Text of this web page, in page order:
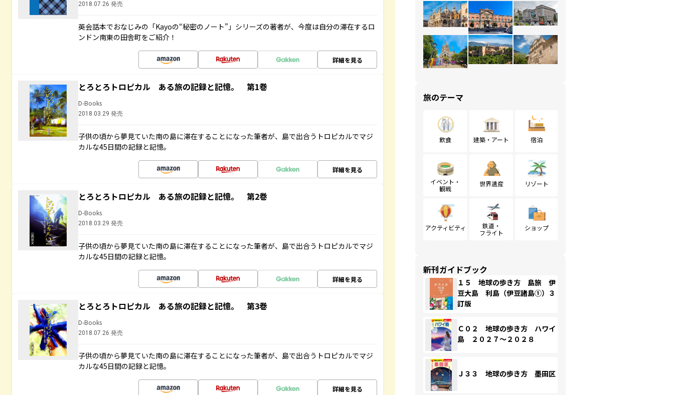
2018.07.26 発売
英会話本でおなじみの「Kayoの“秘密のノート”」シリーズの著者が、今度は自分の滞在するロ
ンドン南東の田舎町をご紹介！
詳細を見る
とろとろトロピカル ある旅の記録と記憶。 第1巻
D-Books
2018.03.29 発売
子供の頃から夢見ていた南の島に滞在することになった筆者が、島で出合うトロピカルでマジ
カルな45日間の記録と記憶。
詳細を見る
とろとろトロピカル ある旅の記録と記憶。 第2巻
D-Books
2018.03.29 発売
子供の頃から夢見ていた南の島に滞在することになった筆者が、島で出合うトロピカルでマジ
カルな45日間の記録と記憶。
詳細を見る
とろとろトロピカル ある旅の記録と記憶。 第3巻
D-Books
2018.07.26 発売
子供の頃から夢見ていた南の島に滞在することになった筆者が、島で出合うトロピカルでマジ
カルな45日間の記録と記憶。
詳細を見る
旅のテーマ
飲食 建築・アート 宿泊
イベント・
観戦
世界遺産 リゾート
アクティビティ
鉄道・
フライト
ショップ
新刊ガイドブック
１５ 地球の歩き方 島旅 伊
豆大島 利島（伊豆諸島①）３
訂版
Ｃ０２ 地球の歩き方 ハワイ
島 ２０２７～２０２８
Ｊ３３ 地球の歩き方 墨田区